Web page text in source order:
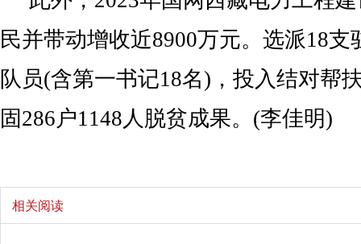
民并带动增收近8900万元。选派18支
队员(含第一书记18名)，投入结对帮
固286户1148人脱贫成果。(李佳明)
相关阅读